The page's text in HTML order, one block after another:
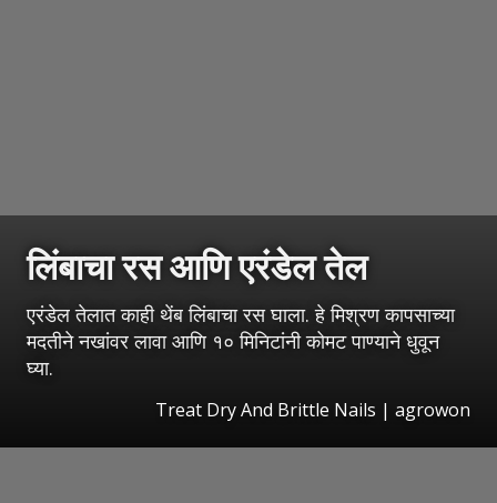
लिंबाचा रस आणि एरंडेल तेल
एरंडेल तेलात काही थेंब लिंबाचा रस घाला. हे मिश्रण कापसाच्या
मदतीने नखांवर लावा आणि १० मिनिटांनी कोमट पाण्याने धुवून
घ्या.
Treat Dry And Brittle Nails | agrowon